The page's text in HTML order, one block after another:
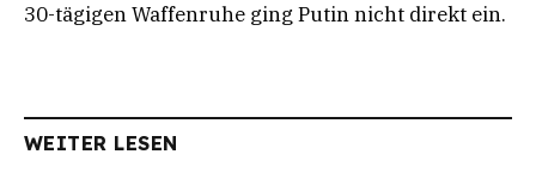
30-tägigen Waffenruhe ging Putin nicht direkt ein.
WEITER LESEN